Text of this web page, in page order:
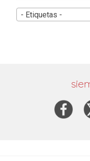
- Etiquetas -